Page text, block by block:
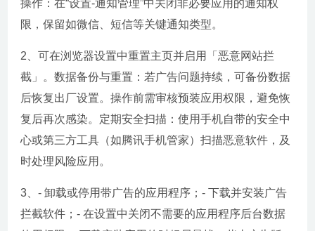
操作：在“设置-通知管理”中关闭非必要应用的通知权
限，保留如微信、短信等关键通知类型。
2、可在浏览器设置中重置主页并启用「恶意网站拦
截」。数据备份与重置：若广告问题持续，可备份数据
后恢复出厂设置。操作前需审核预装应用权限，避免恢
复后再次感染。定期安全扫描：使用手机自带的安全中
心或第三方工具（如腾讯手机管家）扫描恶意软件，及
时处理风险应用。
3、- 卸载或停用带广告的应用程序；- 下载并安装广告
拦截软件；- 在设置中关闭不需要的应用程序后台数据